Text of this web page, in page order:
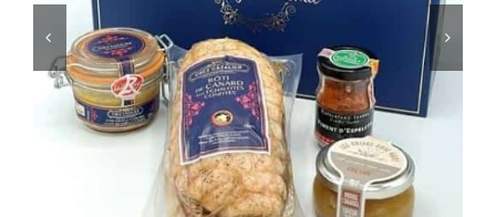
ACCOMPAGNEMENTS
AVANTAGES